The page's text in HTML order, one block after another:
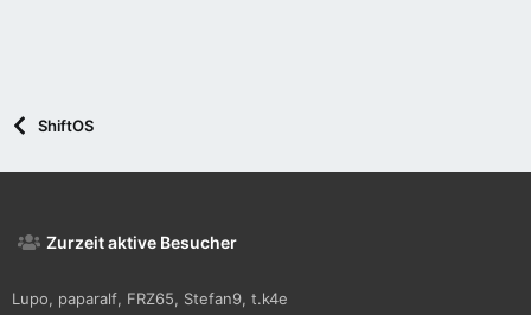
ShiftOS
Zurzeit aktive Besucher
Lupo paparalf FRZ65 Stefan9 t.k4e